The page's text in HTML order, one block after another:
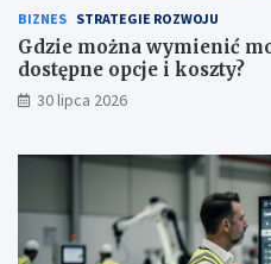
BIZNES STRATEGIE ROZWOJU
Gdzie można wymienić
dostępne opcje i koszty?
30 lipca 2026